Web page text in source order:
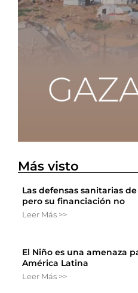
Más visto
Las defensas sanitarias
pero su financiación no
Leer Más >>
El Niño es una amenaza
América Latina
Leer Más >>